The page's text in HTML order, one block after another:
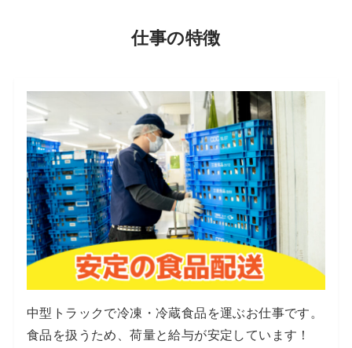
仕事の特徴
中型トラックで冷凍・冷蔵食品を運ぶお仕事です。
食品を扱うため、荷量と給与が安定しています！